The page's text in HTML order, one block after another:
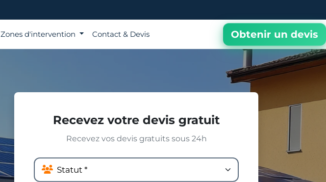
Zones d'intervention Contact & Devis Obtenir un devis
Recevez votre devis gratuit
Recevez vos devis gratuits sous 24h